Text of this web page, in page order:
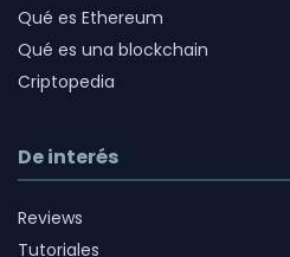
Qué es Ethereum
Qué es una blockchain
Criptopedia
De interés
Reviews
Tutoriales